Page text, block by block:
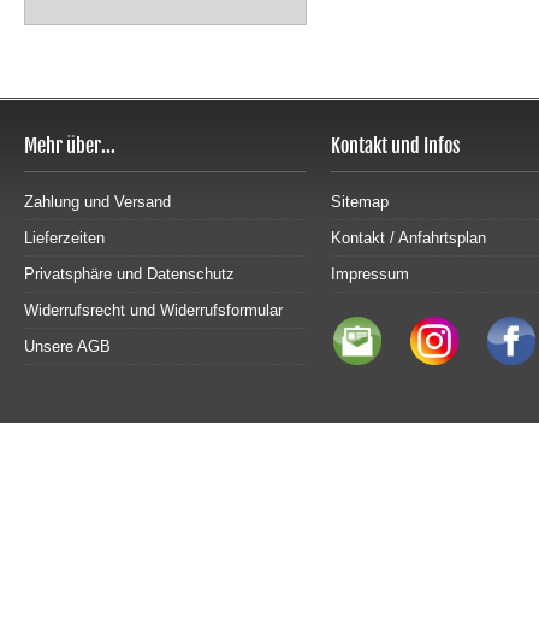
Mehr über...
Zahlung und Versand
Lieferzeiten
Privatsphäre und Datenschutz
Widerrufsrecht und Widerrufsformular
Unsere AGB
Kontakt und Infos
Sitemap
Kontakt / Anfahrtsplan
Impressum